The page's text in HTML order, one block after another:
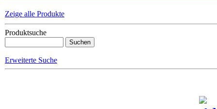
Zeige alle Produkte
Produktsuche
Erweiterte Suche